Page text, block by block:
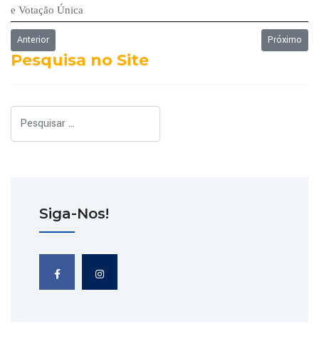
e Votação Única
Artigo anterior: Ordem do dia - 19/08/2019
Anterior Próximo
Próximo
Pesquisa no Site
Siga-Nos!